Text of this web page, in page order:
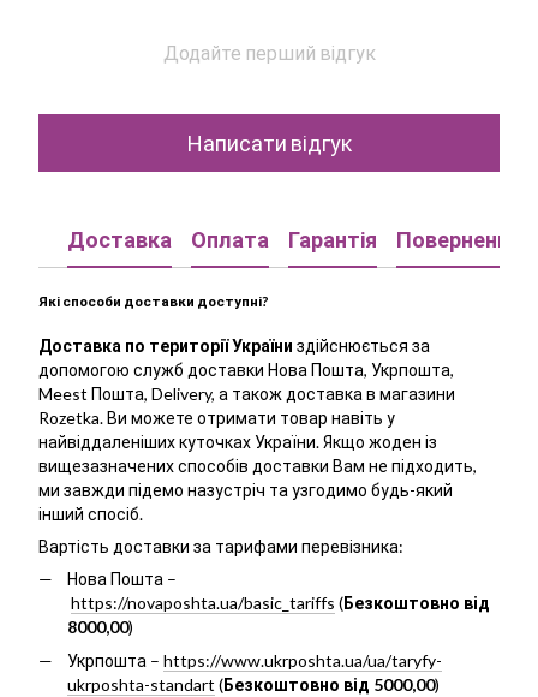
Додайте перший відгук
Написати відгук
Доставка Оплата Гарантія Повернення
Які способи доставки доступні?
Доставка по території України здійснюється за
допомогою служб доставки Нова Пошта, Укрпошта,
Meest Пошта, Delivery, а також доставка в магазини
Rozetka. Ви можете отримати товар навіть у
найвіддаленіших куточках України. Якщо жоден із
вищезазначених способів доставки Вам не підходить,
ми завжди підемо назустріч та узгодимо будь-який
інший спосіб.
Вартість доставки за тарифами перевізника:
Нова Пошта –
https://novaposhta.ua/basic_tariffs (Безкоштовно від
8000,00)
Укрпошта – https://www.ukrposhta.ua/ua/taryfy-
ukrposhta-standart (Безкоштовно від 5000,00)